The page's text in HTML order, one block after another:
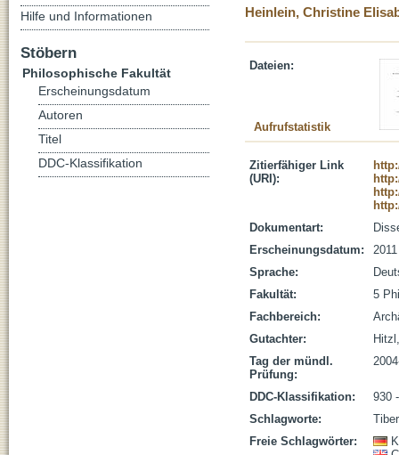
Heinlein, Christine
Dateien:
Aufrufstatistik
Zitierfähiger Link
(URI):
Dokumentart:
Erscheinungsdatum:
2011
Sprache:
Fakultät:
5
Fachbereich:
Gutachter:
Tag der mündl.
Prüfung:
DDC-Klassifikation:
930
Schlagworte:
Freie Schlagwörter:
Hilfe und Informationen
Stöbern
Philosophische Fakultät
Erscheinungsdatum
Autoren
Titel
DDC-Klassifikation